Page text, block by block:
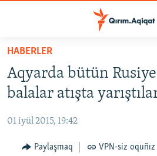
Esas
qaytmaq
Baş
qaytmaq
qaytmaq
HABERLER
SİYASET
CEMİYET
MEDENİYET
HABERLER
Aqyarda bütün
balalar atışta
01 iyül 2015, 19:42
Paylaşmaq VPN-siz oquñız